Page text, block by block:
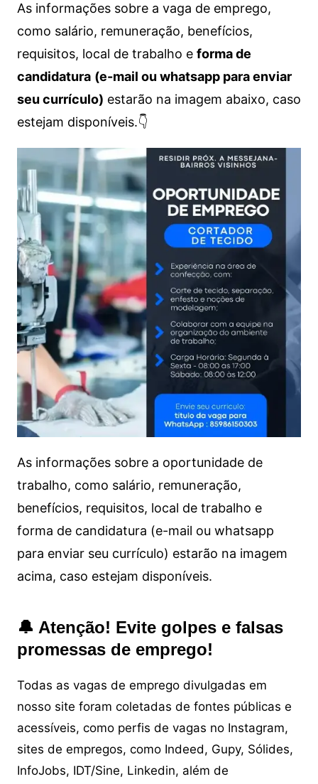
As informações sobre a vaga de emprego,
como salário, remuneração, benefícios,
requisitos, local de trabalho e forma de
candidatura (e-mail ou whatsapp para enviar
seu currículo) estarão na imagem abaixo, caso
estejam disponíveis.👇
As informações sobre a oportunidade de
trabalho, como salário, remuneração,
benefícios, requisitos, local de trabalho e
forma de candidatura (e-mail ou whatsapp
para enviar seu currículo) estarão na imagem
acima, caso estejam disponíveis.
🔔 Atenção! Evite golpes e falsas
promessas de emprego!
Todas as vagas de emprego divulgadas em
nosso site foram coletadas de fontes públicas e
acessíveis, como perfis de vagas no Instagram,
sites de empregos, como Indeed, Gupy, Sólides,
InfoJobs, IDT/Sine, Linkedin, além de